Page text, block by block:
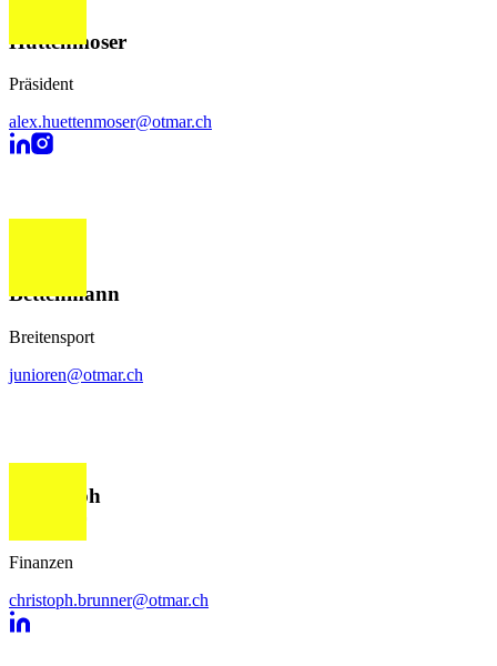
Hüttenmoser
Präsident
alex.huettenmoser@otmar.ch
Bettenmann
Breitensport
junioren@otmar.ch
Christoph
Finanzen
christoph.brunner@otmar.ch